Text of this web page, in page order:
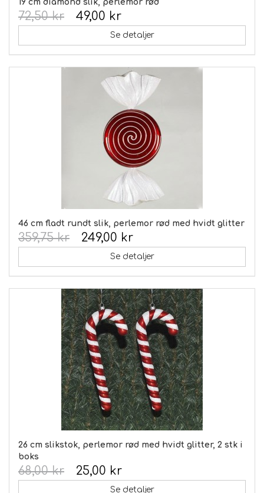
19 cm diamond slik, perlemor rød
49,00 kr
72,50 kr
Se detaljer
46 cm fladt rundt slik, perlemor rød med hvidt glitter
249,00 kr
359,75 kr
Se detaljer
26 cm slikstok, perlemor rød med hvidt glitter, 2 stk i
boks
25,00 kr
68,00 kr
Se detaljer